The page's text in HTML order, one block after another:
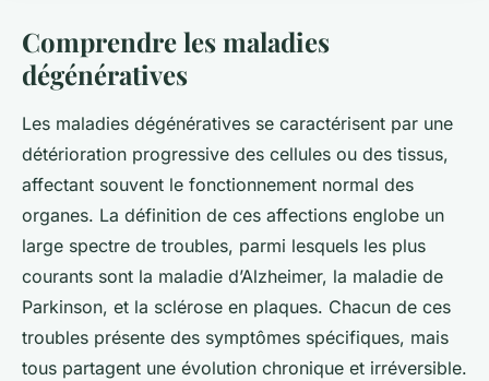
Comprendre les maladies
dégénératives
Les maladies dégénératives se caractérisent par une
détérioration progressive des cellules ou des tissus,
affectant souvent le fonctionnement normal des
organes. La définition de ces affections englobe un
large spectre de troubles, parmi lesquels les plus
courants sont la maladie d’Alzheimer, la maladie de
Parkinson, et la sclérose en plaques. Chacun de ces
troubles présente des symptômes spécifiques, mais
tous partagent une évolution chronique et irréversible.